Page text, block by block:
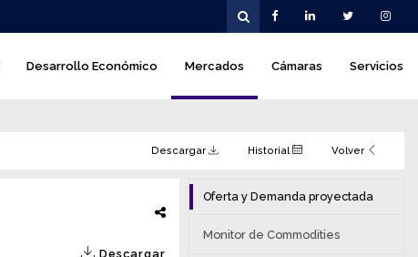
Desarrollo Económico Mercados Cámaras Servicios
Descargar Historial Volver
Descargar
Oferta y Demanda proyectada
Monitor de Commodities